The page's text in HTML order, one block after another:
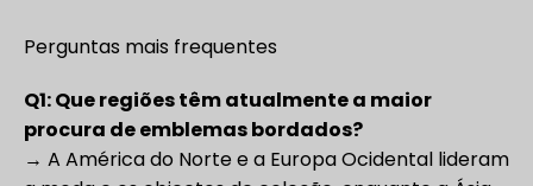
Perguntas mais frequentes
Q1: Que regiões têm atualmente a maior
procura de emblemas bordados?
→ A América do Norte e a Europa Ocidental lideram